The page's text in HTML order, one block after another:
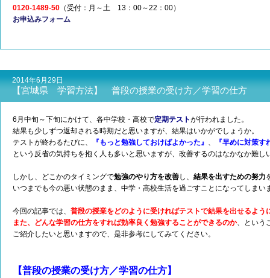
0120-1489-50 （受付：月～土 13：00～22：00）
お申込みフォーム
2014年6月29日
【宮城県 学習方法】 普段の授業の受け方／学習の仕方
6月中旬～下旬にかけて、各中学校・高校で定期テストが行われました。
結果も少しずつ返却される時期だと思いますが、結果はいかがでしょうか。
テストが終わるたびに、
『もっと勉強しておけばよかった』 、
『早めに対策
という反省の気持ちを抱く人も多いと思いますが、改善するのはなかなか難し
しかし、どこかのタイミングで勉強のやり方を改善し、 結果を出すための努力
いつまでも今の悪い状態のまま、中学・高校生活を過ごすことになってしまい
今回の記事では、 普段の授業をどのように受ければテストで結果を出せるよう
また、どんな学習の仕方をすれば効率良く勉強することができるのか、という
ご紹介したいと思いますので、是非参考にしてみてください。
【普段の授業の受け方／学習の仕方】